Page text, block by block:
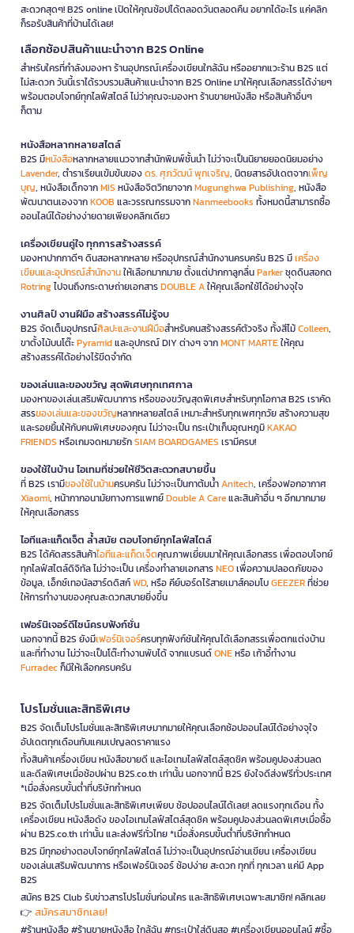
สะดวกสุดๆ! B2S online เปิดให้คุณช้อปได้ตลอดวันตลอดคืน อยากได้อะไร แค่คลิก
ก็รอรับสินค้าที่บ้านได้เลย!
เลือกช้อปสินค้าแนะนำจาก B2S Online
สำหรับใครที่กำลังมองหา ร้านอุปกรณ์เครื่องเขียนใกล้ฉัน หรืออยากแวะร้าน B2S แต่
ไม่สะดวก วันนี้เราได้รวบรวมสินค้าแนะนำจาก B2S Online มาให้คุณเลือกสรรได้ง่ายๆ
พร้อมตอบโจทย์ทุกไลฟ์สไตล์ ไม่ว่าคุณจะมองหา ร้านขายหนังสือ หรือสินค้าอื่นๆ
ก็ตาม
หนังสือหลากหลายสไตล์
B2S มีหนังสือหลากหลายแนวจากสำนักพิมพ์ชั้นนำ ไม่ว่าจะเป็นนิยายยอดนิยมอย่าง
Lavender, ตำราเรียนเข้มข้นของดร. ศุภวัฒน์ พุกเจริญ, นิตยสารอัปเดตจากเพ็ญ
บุญ, หนังสือเด็กจากMIS หนังสือจิตวิทยาจากMugunghwa Publishing, หนังสือ
พัฒนาตนเองจากKOOB และวรรณกรรมจากNanmeebooks ทั้งหมดนี้สามารถซื้อ
ออนไลน์ได้อย่างง่ายดายเพียงคลิกเดียว
เครื่องเขียนคู่ใจ ทุกการสร้างสรรค์
มองหาปากกาดีๆ ดินสอหลากหลาย หรืออุปกรณ์สำนักงานครบครัน B2S มีเครื่อง
เขียนและอุปกรณ์สำนักงานให้เลือกมากมาย ตั้งแต่ปากกาลูกลื่นParkerชุดดินสอกด
Rotringไปจนถึงกระดาษถ่ายเอกสารDOUBLE Aให้คุณเลือกใช้ได้อย่างจุใจ
งานศิลป์ งานฝีมือ สร้างสรรค์ไม่รู้จบ
B2S จัดเต็มอุปกรณ์ศิลปะและงานฝีมือสำหรับคนสร้างสรรค์ตัวจริง ทั้งสีไม้Colleen,
ขาตั้งไม้บนโต๊ะPyramidและอุปกรณ์ DIY ต่างๆ จากMONT MARTEให้คุณ
สร้างสรรค์ได้อย่างไร้ขีดจำกัด
ของเล่นและของขวัญ สุดพิเศษทุกเทศกาล
มองหาของเล่นเสริมพัฒนาการ หรือของขวัญสุดพิเศษสำหรับทุกโอกาส B2S เราคัด
สรรของเล่นและของขวัญหลากหลายสไตล์ เหมาะสำหรับทุกเพศทุกวัย สร้างความสุข
และรอยยิ้มให้กับคนพิเศษของคุณ ไม่ว่าจะเป็น กระเป๋าเก็บอุณหภูมิKAKAO
FRIENDS หรือเกมจดหมายรักSIAM BOARDGAMES เรามีครบ!
ของใช้ในบ้าน ไอเทมที่ช่วยให้ชีวิตสะดวกสบายขึ้น
ที่ B2S เรามีของใช้ในบ้านครบครัน ไม่ว่าจะเป็นกาต้มน้ำAnitech, เครื่องฟอกอากาศ
Xiaomi, หน้ากากอนามัยทางการแพทย์Double A Careและสินค้าอื่น ๆ อีกมากมาย
ให้คุณเลือกสรร
ไอทีและแก็ดเจ็ต ล้ำสมัย ตอบโจทย์ทุกไลฟ์สไตล์
B2S ได้คัดสรรสินค้าไอทีและแก็ดเจ็ตคุณภาพเยี่ยมมาให้คุณเลือกสรร เพื่อตอบโจทย์
ทุกไลฟ์สไตล์ดิจิทัล ไม่ว่าจะเป็น เครื่องทำลายเอกสารNEOเพื่อความปลอดภัยของ
ข้อมูล, เอ็กซ์เทอนัลฮาร์ดดิสก์WD, หรือ คีย์บอร์ดไร้สายเมาส์คอมโบGEEZERที่ช่วย
ให้การทำงานของคุณสะดวกสบายยิ่งขึ้น
เฟอร์นิเจอร์ดีไซน์ครบฟังก์ชั่น
นอกจากนี้ B2S ยังมีเฟอร์นิเจอร์ครบทุกฟังก์ชันให้คุณได้เลือกสรรเพื่อตกแต่งบ้าน
และที่ทำงาน ไม่ว่าจะเป็นโต๊ะทำงานพับได้ จากแบรนด์ONEหรือ เก้าอี้ทำงาน
Furradecก็มีให้เลือกครบครัน
โปรโมชั่นและสิทธิพิเศษ
B2S จัดเต็มโปรโมชั่นและสิทธิพิเศษมากมายให้คุณเลือกช้อปออนไลน์ได้อย่างจุใจ
อัปเดตทุกเดือนกับแคมเปญลดราคาแรง
ทั้งสินค้าเครื่องเขียน หนังสือขายดี และไอเทมไลฟ์สไตล์สุดชิค พร้อมคูปองส่วนลด
และดีลพิเศษเมื่อช้อปผ่าน B2S.co.th เท่านั้น นอกจากนี้ B2S ยังใจดีส่งฟรีทั่วประเทศ
*เมื่อสั่งครบขั้นต่ำที่บริษัทกำหนด
B2S จัดเต็มโปรโมชั่นและสิทธิพิเศษเพียบ ช้อปออนไลน์ได้เลย! ลดแรงทุกเดือน ทั้ง
เครื่องเขียน หนังสือดัง ของไอเทมไลฟ์สไตล์สุดชิค พร้อมคูปองส่วนลดพิเศษเมื่อซื้อ
ผ่าน B2S.co.th เท่านั้น และส่งฟรีทั่วไทย *เมื่อสั่งครบขั้นต่ำที่บริษัทกำหนด
B2S มีทุกอย่างตอบโจทย์ทุกไลฟ์สไตล์ ไม่ว่าจะเป็นอุปกรณ์อ่านเขียน เครื่องเขียน
ของเล่นเสริมพัฒนาการ หรือเฟอร์นิเจอร์ ช้อปง่าย สะดวก ทุกที่ ทุกเวลา แค่มี App
B2S
สมัคร B2S Club รับข่าวสารโปรโมชั่นก่อนใคร และสิทธิพิเศษเฉพาะสมาชิก! คลิกเลย
👉 สมัครสมาชิกเลย!
#ร้านหนังสือ #ร้านขายหนังสือ ใกล้ฉัน #กระเป๋าใส่ดินสอ #เครื่องเขียนออนไลน์ #ซื้อ